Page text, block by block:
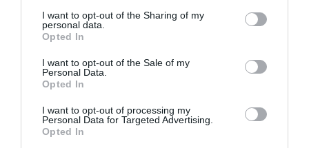
I want to opt-out of the Sharing of my
personal data.
Opted In
I want to opt-out of the Sale of my
Personal Data.
Opted In
I want to opt-out of processing my
Personal Data for Targeted Advertising.
Opted In